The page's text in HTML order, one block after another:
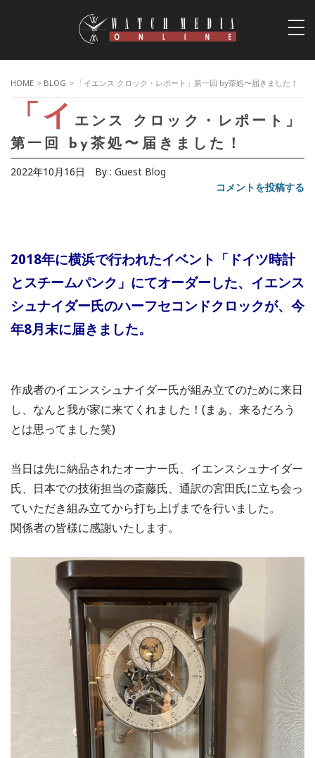
HOME > BLOG > 「イエンス クロック・レポート」第一回 by茶処〜届きました！
「イ
エンス クロック・レポート」
第一回 by茶処〜届きました！
2022年10月16日 By : Guest Blog
コメントを投稿する
2018年に横浜で行われたイベント「ドイツ時計
とスチームパンク」にてオーダーした、イエンス
シュナイダー氏のハーフセコンドクロックが、今
年8月末に届きました。
作成者のイエンスシュナイダー氏が組み立てのために来日
し、なんと我が家に来てくれました！(まぁ、来るだろう
とは思ってました笑)
当日は先に納品されたオーナー氏、イエンスシュナイダー
氏、日本での技術担当の斎藤氏、通訳の宮田氏に立ち会っ
ていただき組み立てから打ち上げまでを行いました。
関係者の皆様に感謝いたします。